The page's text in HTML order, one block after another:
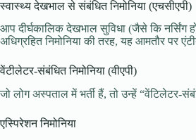
स्वास्थ्य देखभाल से संबंधित निमोनिया (एचसीएपी)
आप दीर्घकालिक देखभाल सुविधा (जैसे कि नर्सिंग
अधिग्रहित निमोनिया की तरह, यह आमतौर पर
वेंटीलेटर-संबंधित निमोनिया (वीएपी)
जो लोग अस्पताल में भर्ती हैं, तो उन्हें “वेंटिलेटर-
एस्पिरेशन निमोनिया